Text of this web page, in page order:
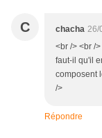
C chacha 26/
<br /> <br /
faut-il qu'il
composent
/>
Répondre